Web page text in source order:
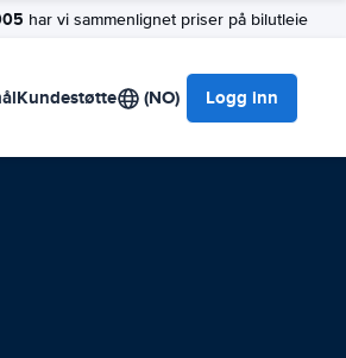
har vi sammenlignet priser på bilutleie
Kundestøtte (NO) Logg inn